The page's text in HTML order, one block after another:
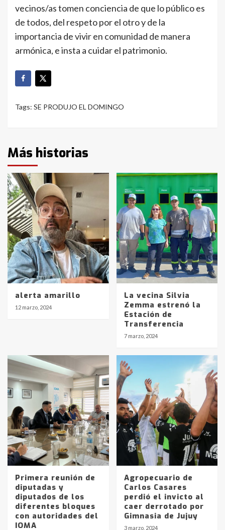
vecinos/as tomen conciencia de que lo público es
de todos, del respeto por el otro y de la
importancia de vivir en comunidad de manera
armónica, e insta a cuidar el patrimonio.
Tags: SE PRODUJO EL DOMINGO
Más historias
alerta amarillo
12 marzo, 2024
La vecina Silvia
Zemma estrenó la
Estación de
Transferencia
7 marzo, 2024
Primera reunión de
diputadas y
diputados de los
diferentes bloques
con autoridades del
IOMA
Agropecuario de
Carlos Casares
perdió el invicto al
caer derrotado por
Gimnasia de Jujuy
3 marzo, 2024
Identidad de los adolescentes